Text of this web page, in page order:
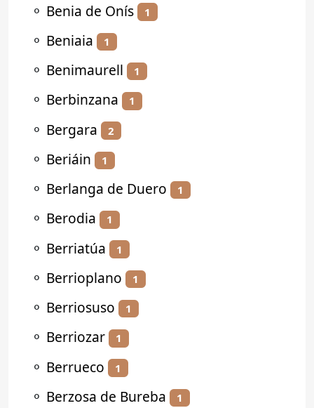
⚬ Benia de Onís 1
⚬ Beniaia 1
⚬ Benimaurell 1
⚬ Berbinzana 1
⚬ Bergara 2
⚬ Beriáin 1
⚬ Berlanga de Duero 1
⚬ Berodia 1
⚬ Berriatúa 1
⚬ Berrioplano 1
⚬ Berriosuso 1
⚬ Berriozar 1
⚬ Berrueco 1
⚬ Berzosa de Bureba 1